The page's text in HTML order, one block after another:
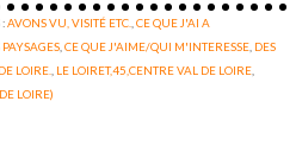
:AVONS VU, VISITÉ ETC. ,CE QUE J'AI A
,CE QUE J'AIME/QUI M'INTERESSE DES
LOIRE. LE LOIRET,45,CENTRE VAL DE LOIRE
LOIRE)